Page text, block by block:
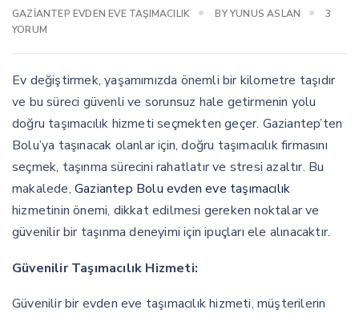
GAZIANTEP EVDEN EVE TAŞIMACILIK BYYUNUS ASLAN
3
YORUM
Ev değiştirmek, yaşamımızda önemli bir kilometre taşıdır
ve bu süreci güvenli ve sorunsuz hale getirmenin yolu
doğru taşımacılık hizmeti seçmekten geçer. Gaziantep’ten
Bolu’ya taşınacak olanlar için, doğru taşımacılık firmasını
seçmek, taşınma sürecini rahatlatır ve stresi azaltır. Bu
makalede, Gaziantep Bolu evden eve taşımacılık
hizmetinin önemi, dikkat edilmesi gereken noktalar ve
güvenilir bir taşınma deneyimi için ipuçları ele alınacaktır.
Güvenilir Taşımacılık Hizmeti:
Güvenilir bir evden eve taşımacılık hizmeti, müşterilerin